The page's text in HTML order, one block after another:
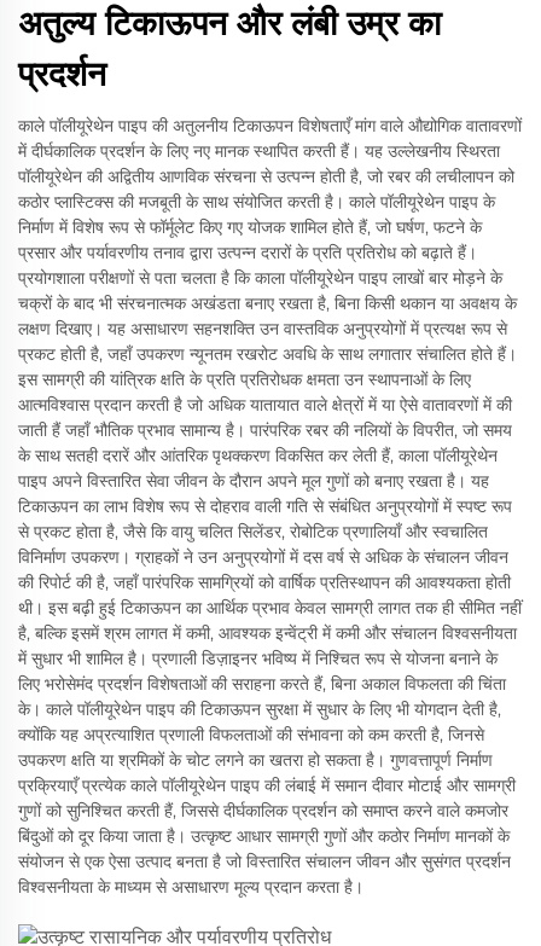
अतुल्य टिकाऊपन और लंबी उम्र का
प्रदर्शन
काले पॉलीयूरेथेन पाइप की अतुलनीय टिकाऊपन विशेषताएँ मांग वाले औद्योगिक वातावरणों
में दीर्घकालिक प्रदर्शन के लिए नए मानक स्थापित करती हैं। यह उल्लेखनीय स्थिरता
पॉलीयूरेथेन की अद्वितीय आणविक संरचना से उत्पन्न होती है, जो रबर की लचीलापन को
कठोर प्लास्टिक्स की मजबूती के साथ संयोजित करती है। काले पॉलीयूरेथेन पाइप के
निर्माण में विशेष रूप से फॉर्मूलेट किए गए योजक शामिल होते हैं, जो घर्षण, फटने के
प्रसार और पर्यावरणीय तनाव द्वारा उत्पन्न दरारों के प्रति प्रतिरोध को बढ़ाते हैं।
प्रयोगशाला परीक्षणों से पता चलता है कि काला पॉलीयूरेथेन पाइप लाखों बार मोड़ने के
चक्रों के बाद भी संरचनात्मक अखंडता बनाए रखता है, बिना किसी थकान या अवक्षय के
लक्षण दिखाए। यह असाधारण सहनशक्ति उन वास्तविक अनुप्रयोगों में प्रत्यक्ष रूप से
प्रकट होती है, जहाँ उपकरण न्यूनतम रखरोट अवधि के साथ लगातार संचालित होते हैं।
इस सामग्री की यांत्रिक क्षति के प्रति प्रतिरोधक क्षमता उन स्थापनाओं के लिए
आत्मविश्वास प्रदान करती है जो अधिक यातायात वाले क्षेत्रों में या ऐसे वातावरणों में की
जाती हैं जहाँ भौतिक प्रभाव सामान्य है। पारंपरिक रबर की नलियों के विपरीत, जो समय
के साथ सतही दरारें और आंतरिक पृथक्करण विकसित कर लेती हैं, काला पॉलीयूरेथेन
पाइप अपने विस्तारित सेवा जीवन के दौरान अपने मूल गुणों को बनाए रखता है। यह
टिकाऊपन का लाभ विशेष रूप से दोहराव वाली गति से संबंधित अनुप्रयोगों में स्पष्ट रूप
से प्रकट होता है, जैसे कि वायु चलित सिलेंडर, रोबोटिक प्रणालियाँ और स्वचालित
विनिर्माण उपकरण। ग्राहकों ने उन अनुप्रयोगों में दस वर्ष से अधिक के संचालन जीवन
की रिपोर्ट की है, जहाँ पारंपरिक सामग्रियों को वार्षिक प्रतिस्थापन की आवश्यकता होती
थी। इस बढ़ी हुई टिकाऊपन का आर्थिक प्रभाव केवल सामग्री लागत तक ही सीमित नहीं
है, बल्कि इसमें श्रम लागत में कमी, आवश्यक इन्वेंट्री में कमी और संचालन विश्वसनीयता
में सुधार भी शामिल है। प्रणाली डिज़ाइनर भविष्य में निश्चित रूप से योजना बनाने के
लिए भरोसेमंद प्रदर्शन विशेषताओं की सराहना करते हैं, बिना अकाल विफलता की चिंता
के। काले पॉलीयूरेथेन पाइप की टिकाऊपन सुरक्षा में सुधार के लिए भी योगदान देती है,
क्योंकि यह अप्रत्याशित प्रणाली विफलताओं की संभावना को कम करती है, जिनसे
उपकरण क्षति या श्रमिकों के चोट लगने का खतरा हो सकता है। गुणवत्तापूर्ण निर्माण
प्रक्रियाएँ प्रत्येक काले पॉलीयूरेथेन पाइप की लंबाई में समान दीवार मोटाई और सामग्री
गुणों को सुनिश्चित करती हैं, जिससे दीर्घकालिक प्रदर्शन को समाप्त करने वाले कमजोर
बिंदुओं को दूर किया जाता है। उत्कृष्ट आधार सामग्री गुणों और कठोर निर्माण मानकों के
संयोजन से एक ऐसा उत्पाद बनता है जो विस्तारित संचालन जीवन और सुसंगत प्रदर्शन
विश्वसनीयता के माध्यम से असाधारण मूल्य प्रदान करता है।